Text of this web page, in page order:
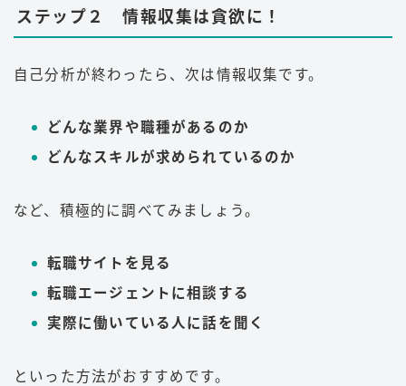
ステップ２ 情報収集は貪欲に！
自己分析が終わったら、次は情報収集です。
どんな業界や職種があるのか
どんなスキルが求められているのか
など、積極的に調べてみましょう。
転職サイトを見る
転職エージェントに相談する
実際に働いている人に話を聞く
といった方法がおすすめです。